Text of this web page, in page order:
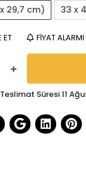
29,7 cm)
33 x
ET FİYAT ALARMI
Süresi 11